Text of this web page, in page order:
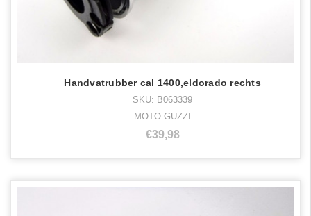
Handvatrubber cal 1400,eldorado rechts
SKU: B063339
MOTO GUZZI
€39,98